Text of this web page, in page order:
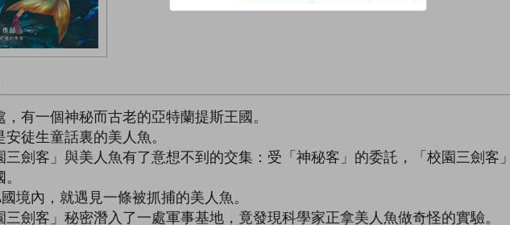
有一個神秘而古老的亞特蘭提斯王國。
徒生童話裏的美人魚。
三劍客」與美人魚有了意想不到的交集：受「神秘客」的委託，「校園三劍客
境內，就遇見一條被抓捕的美人魚。
劍客」秘密潛入了一處軍事基地，竟發現科學家正拿美人魚做奇怪的實驗。